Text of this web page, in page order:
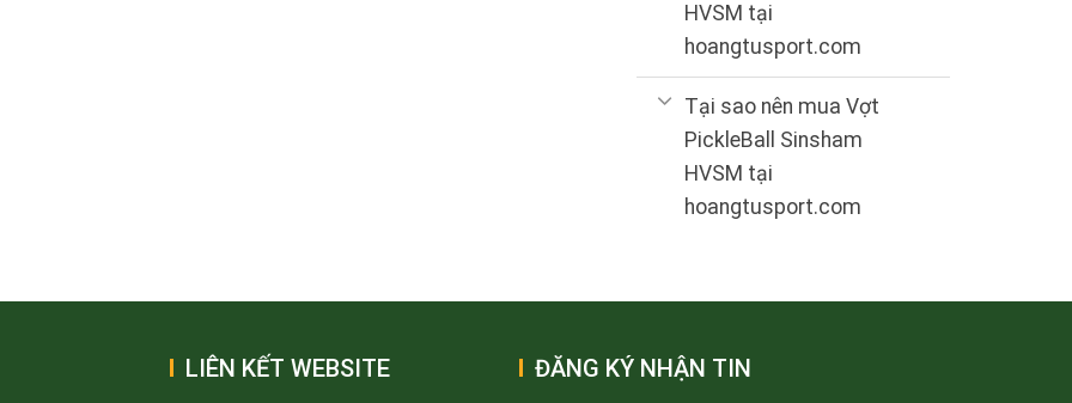
HVSM tại
hoangtusport.com
Tại sao nên mua Vợt
PickleBall Sinsham
HVSM tại
hoangtusport.com
LIÊN KẾT WEBSITE ĐĂNG KÝ NHẬN TIN